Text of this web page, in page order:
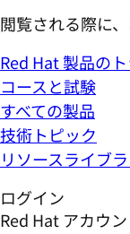
閲覧される際に
Red Hat 製品の
コースと試験
すべての製品
技術トピック
リソースライブラ
ログイン
Red Hat アカウ